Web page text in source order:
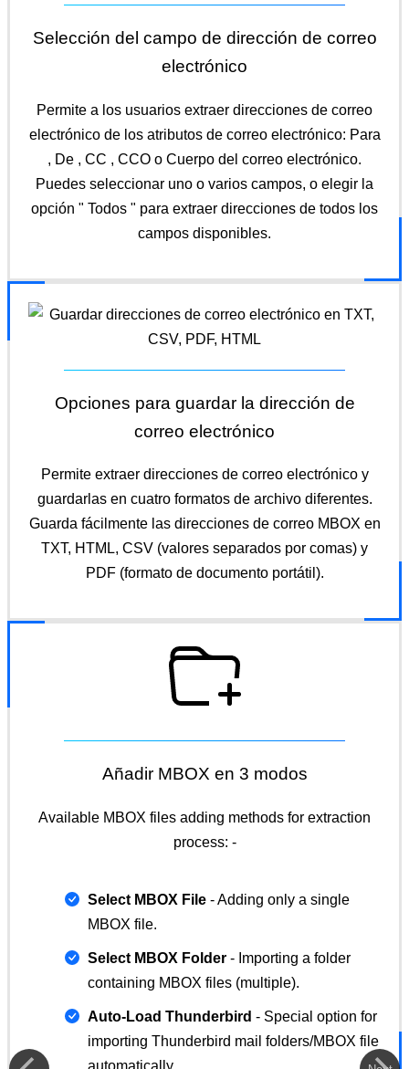
Selección del campo de dirección de correo
electrónico
Permite a los usuarios extraer direcciones de correo
electrónico de los atributos de correo electrónico: Para
, De , CC , CCO o Cuerpo del correo electrónico.
Puedes seleccionar uno o varios campos, o elegir la
opción " Todos " para extraer direcciones de todos los
campos disponibles.
Opciones para guardar la dirección de
correo electrónico
Permite extraer direcciones de correo electrónico y
guardarlas en cuatro formatos de archivo diferentes.
Guarda fácilmente las direcciones de correo MBOX en
TXT, HTML, CSV (valores separados por comas) y
PDF (formato de documento portátil).
Añadir MBOX en 3 modos
Available MBOX files adding methods for extraction
process: -
Select MBOX File - Adding only a single
MBOX file.
Select MBOX Folder - Importing a folder
containing MBOX files (multiple).
Auto-Load Thunderbird - Special option for
importing Thunderbird mail folders/MBOX file